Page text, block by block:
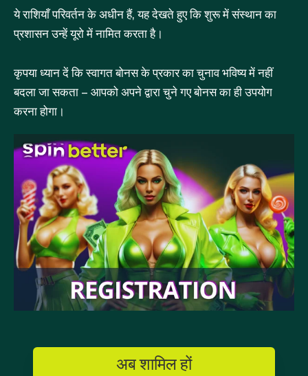
ये राशियाँ परिवर्तन के अधीन हैं, यह देखते हुए कि शुरू में संस्थान का
प्रशासन उन्हें यूरो में नामित करता है।
कृपया ध्यान दें कि स्वागत बोनस के प्रकार का चुनाव भविष्य में नहीं
बदला जा सकता – आपको अपने द्वारा चुने गए बोनस का ही उपयोग
करना होगा।
अब शामिल हों